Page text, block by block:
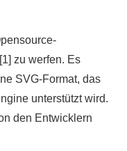
zu werfen. Es
SVG-Format, das
unterstützt wird.
den Entwicklern